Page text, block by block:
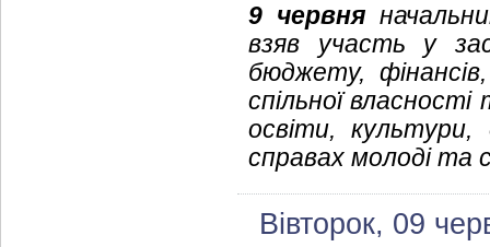
9 червня
взяв участь у
бюджету,
спільної
освіти, культури,
справах молоді та
Вівторок, 09